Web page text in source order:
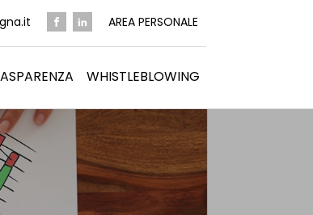
AREA PERSONALE
WHISTLEBLOWING